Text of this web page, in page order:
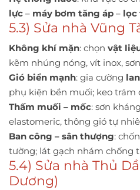
lực – máy bơm tăng áp – lọc
5.3) Sửa nhà Vũng
Không khí mặn: chọn vật
kẽm nhúng nóng, vít inox,
Gió biển mạnh: gia cường
phụ kiện bền muối; keo trám
Thấm muối – mốc: sơn
elastomeric, thông gió tự
Ban công – sân thượng:
tường; lát gạch nhám chống
5.4) Sửa nhà Thủ
Dương)